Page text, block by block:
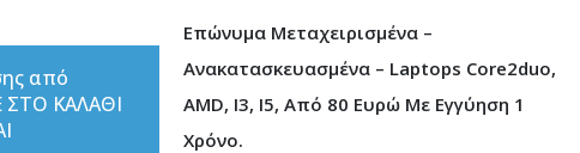
από
ΣΤΟ ΚΑΛΑΘΙ
Επώνυμα Μεταχειρισμένα –
Ανακατασκευασμένα – Laptops Core2duo,
AMD, I3, I5, Από 80 Ευρώ Με Εγγύηση 1
Χρόνο.